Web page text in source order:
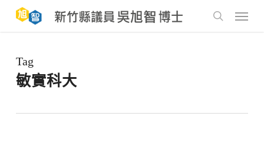
main
Menu
Tag
敏實科大